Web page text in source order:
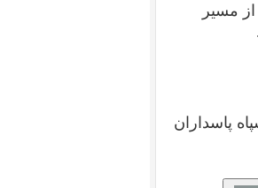
مسیر
پاسداران